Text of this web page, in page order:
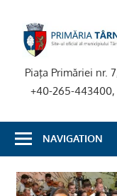
content
Piaţa Primăriei nr.
+40-265-
NAVIGATION